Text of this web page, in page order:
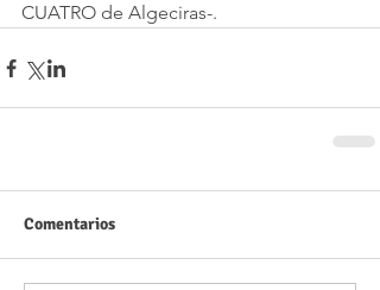
CUATRO de Algeciras-.
Comentarios